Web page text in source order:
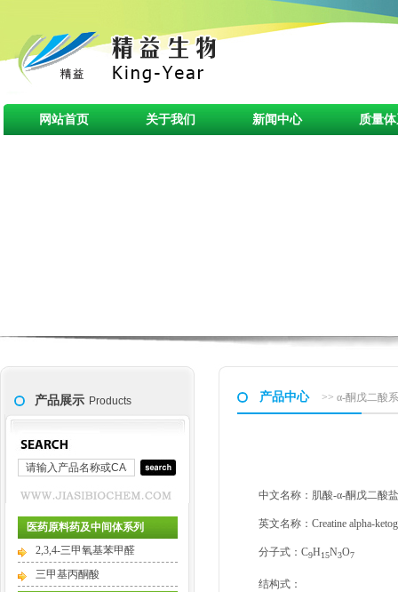
网站首页 关于我们 新闻中心 质量
产品展示 Products
医药原料药及中间体系列
2,3,4-三甲氧基苯甲醛
三甲基丙酮酸
产品中心 >> α-酮戊二酸
中文名称：肌酸-α-酮戊二酸
英文名称：Creatine alpha-
分子式：C9H15N3O7
结构式：